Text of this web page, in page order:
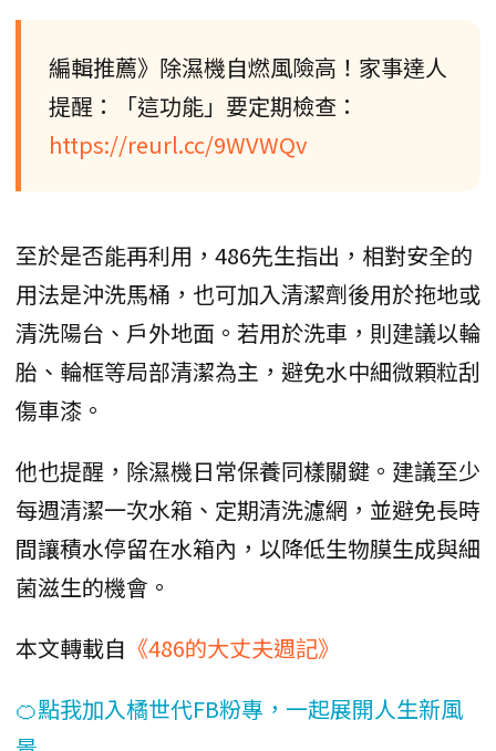
編輯推薦》除濕機自燃風險高！家事達人
提醒：「這功能」要定期檢查：
https://reurl.cc/9WVWQv
至於是否能再利用，486先生指出，相對安全的
用法是沖洗馬桶，也可加入清潔劑後用於拖地或
清洗陽台、戶外地面。若用於洗車，則建議以輪
胎、輪框等局部清潔為主，避免水中細微顆粒刮
傷車漆。
他也提醒，除濕機日常保養同樣關鍵。建議至少
每週清潔一次水箱、定期清洗濾網，並避免長時
間讓積水停留在水箱內，以降低生物膜生成與細
菌滋生的機會。
本文轉載自 《486的大丈夫週記》
🍊點我加入橘世代FB粉專，一起展開人生新風